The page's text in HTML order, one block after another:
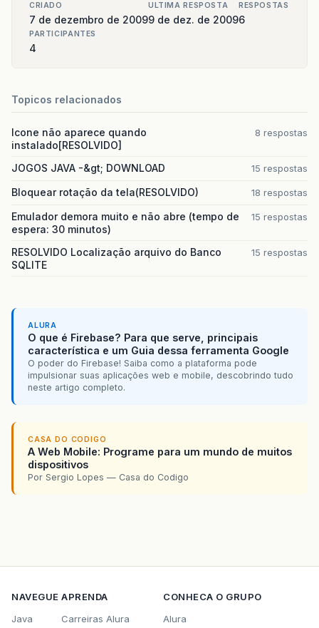
CRIADO
7 de dezembro de 2009
ULTIMA RESPOSTA
9 de dez. de 2009
RESPOSTAS
6
PARTICIPANTES
4
Topicos relacionados
Icone não aparece quando
instalado[RESOLVIDO]
8 respostas
JOGOS JAVA -&gt; DOWNLOAD 15 respostas
Bloquear rotação da tela(RESOLVIDO) 18 respostas
Emulador demora muito e não abre (tempo de
espera: 30 minutos)
15 respostas
RESOLVIDO Localização arquivo do Banco
SQLITE
15 respostas
ALURA
O que é Firebase? Para que serve, principais
característica e um Guia dessa ferramenta Google
O poder do Firebase! Saiba como a plataforma pode
impulsionar suas aplicações web e mobile, descobrindo tudo
neste artigo completo.
CASA DO CODIGO
A Web Mobile: Programe para um mundo de muitos
dispositivos
Por Sergio Lopes — Casa do Codigo
NAVEGUE
Java
APRENDA
Carreiras Alura
CONHECA O GRUPO
Alura